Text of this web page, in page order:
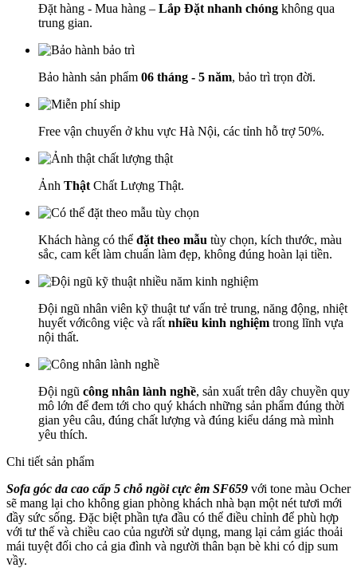
Đặt hàng - Mua hàng – Lắp Đặt nhanh chóng không qua
trung gian.
Bảo hành sản phẩm 06 tháng - 5 năm, bảo trì trọn đời.
Free vận chuyển ở khu vực Hà Nội, các tỉnh hỗ trợ 50%.
Ảnh Thật Chất Lượng Thật.
Khách hàng có thể đặt theo mẫu tùy chọn, kích thước, màu
sắc, cam kết làm chuẩn làm đẹp, không đúng hoàn lại tiền.
Đội ngũ nhân viên kỹ thuật tư vấn trẻ trung, năng động, nhiệt
huyết vớicông việc và rất nhiều kinh nghiệm trong lĩnh vựa
nội thất.
Đội ngũ công nhân lành nghề, sản xuất trên dây chuyền quy
mô lớn để đem tới cho quý khách những sản phẩm đúng thời
gian yêu câu, đúng chất lượng và đúng kiểu dáng mà mình
yêu thích.
Chi tiết sản phẩm
Sofa góc da cao cấp 5 chỗ ngồi cực êm SF659 với tone màu Ocher
sẽ mang lại cho không gian phòng khách nhà bạn một nét tươi mới
đầy sức sống. Đặc biệt phần tựa đầu có thể điều chỉnh để phù hợp
với tư thế và chiều cao của người sử dụng, mang lại cảm giác thoải
mái tuyệt đối cho cả gia đình và người thân bạn bè khi có dịp sum
vầy.